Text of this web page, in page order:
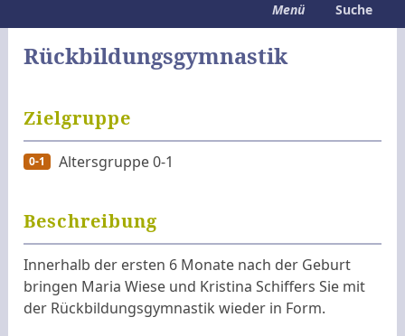
Suche
Menü
Rückbildungsgymnastik
Zielgruppe
0-1 Altersgruppe 0-1
Beschreibung
Innerhalb der ersten 6 Monate nach der Geburt
bringen Maria Wiese und Kristina Schiffers Sie mit
der Rückbildungsgymnastik wieder in Form.